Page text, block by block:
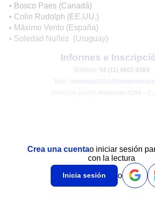
• Bosco Paes (Canadá)
• Colin Rudolph (EE.UU.)
• Máximo Vento (España)
• Soledad Nuñez (Uruguay)
Informes e
Teléfono: 54 (11) 4862-9384
Mail :
Crea una cuentao iniciar sesión
con la lectura
Inicia sesión o